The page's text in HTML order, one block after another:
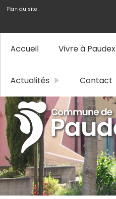
Plan du site
Accueil Vivre à Paudex
Actualités Contact